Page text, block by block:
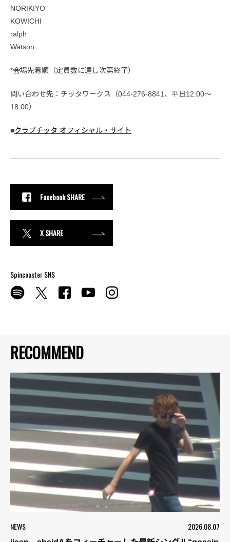
RECOMMEND
NEWS 2026.08.07
NORIKIYO
KOWICHI
ralph
Watson
*会場先着順（定員数に達し次第終了）
問い合わせ先：チッタワークス（044-276-8841、平日12:00～
18:00）
■クラブチッタ オフィシャル・サイト
Facebook SHARE
X SHARE
Spincoaster SNS